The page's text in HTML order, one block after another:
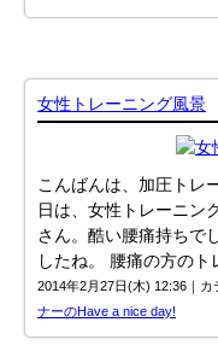
女性トレーニング風景
こんばんは、加圧トレ
日は、女性トレーニン
さん。酷い腰痛持ちで
したね。 腰痛の方のト
2014年2月27日(木) 12:36｜カ
ナーのHave a nice day!